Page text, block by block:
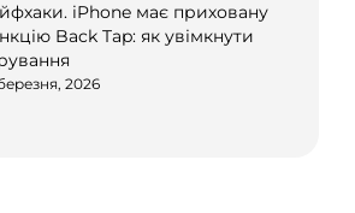
iPhone має приховану
Back Tap: як увімкнути
2026